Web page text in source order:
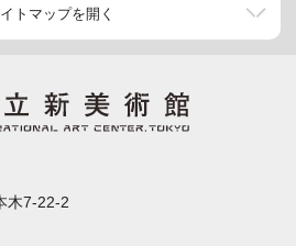
トマップを開く
木7-22-2